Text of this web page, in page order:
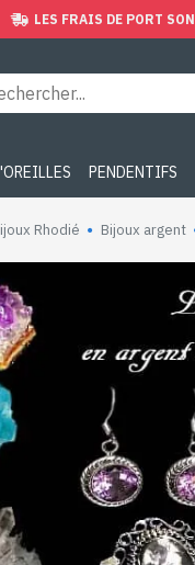
LES FRAIS DE PORT
PENDENTIFS
Rhodié Bijoux argent